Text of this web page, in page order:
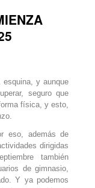
y aunque
seguro que
física, y esto,
eso, además de
dirigidas
también
de gimnasio,
Y ya podemos